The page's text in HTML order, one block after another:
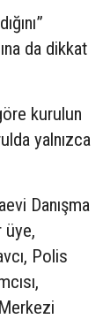
da dikkat
kurulun
yalnızca
Danışma
üye,
Polis